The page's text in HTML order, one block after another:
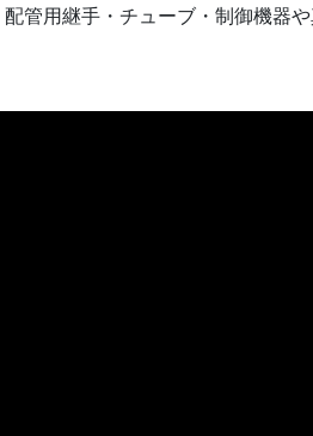
管用継手・チューブ・制御機器